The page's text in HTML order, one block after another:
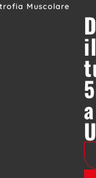
Muscolare
a